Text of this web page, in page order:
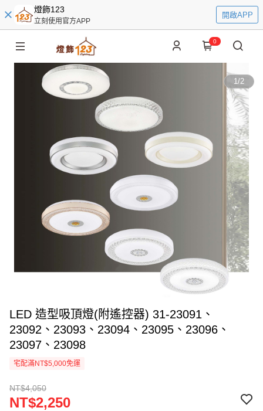
燈飾123
立刻使用官方APP
開啟APP
0
1/2
LED 造型吸頂燈(附遙控器) 31-23091、
23092、23093、23094、23095、23096、
23097、23098
宅配滿NT$5,000免運
NT$4,050
NT$2,250